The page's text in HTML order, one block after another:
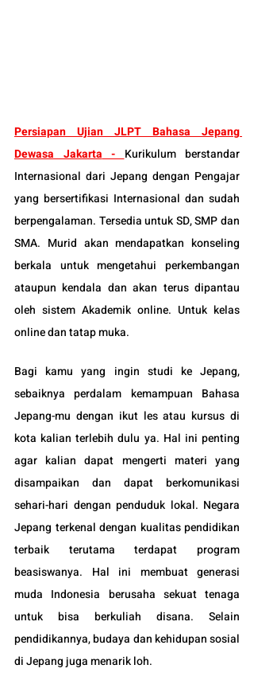
Persiapan Ujian JLPT Bahasa Jepang
Dewasa Jakarta - Kurikulum berstandar
Internasional dari Jepang dengan Pengajar
yang bersertifikasi Internasional dan sudah
berpengalaman. Tersedia untuk SD, SMP dan
SMA. Murid akan mendapatkan konseling
berkala untuk mengetahui perkembangan
ataupun kendala dan akan terus dipantau
oleh sistem Akademik online. Untuk kelas
online dan tatap muka.
Bagi kamu yang ingin studi ke Jepang,
sebaiknya perdalam kemampuan Bahasa
Jepang-mu dengan ikut les atau kursus di
kota kalian terlebih dulu ya. Hal ini penting
agar kalian dapat mengerti materi yang
disampaikan dan dapat berkomunikasi
Jepang terkenal dengan kualitas pendidikan
terbaik terutama terdapat program
beasiswanya. Hal ini membuat generasi
muda Indonesia berusaha sekuat tenaga
untuk bisa berkuliah disana. Selain
pendidikannya, budaya dan kehidupan sosial
di Jepang juga menarik loh.